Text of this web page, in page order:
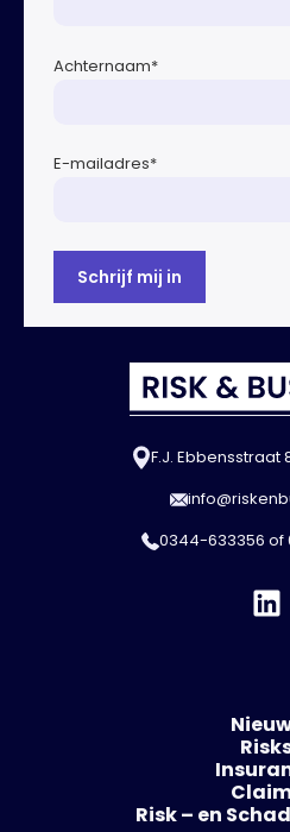
Achternaam*
E-mailadres*
F.J. Ebbensstraat
0344-633356 of
Risk – en